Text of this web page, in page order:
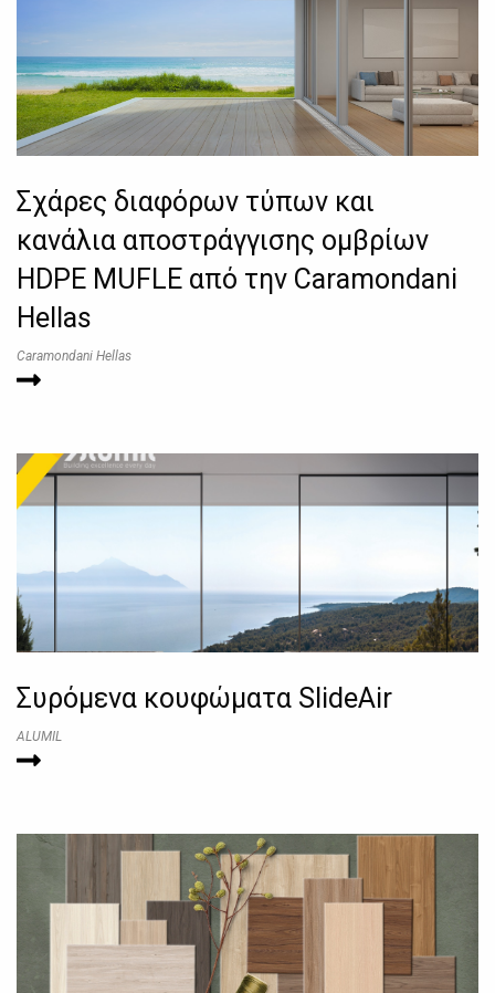
Σχάρες διαφόρων τύπων και
κανάλια αποστράγγισης ομβρίων
HDPE MUFLE από την Caramondani
Hellas
Caramondani Hellas
Συρόμενα κουφώματα SlideAir
ALUMIL